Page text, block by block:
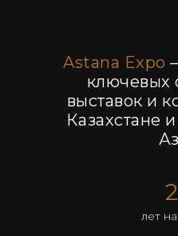
Astana Expo
ключевых
выставок и
Казахстане
лет